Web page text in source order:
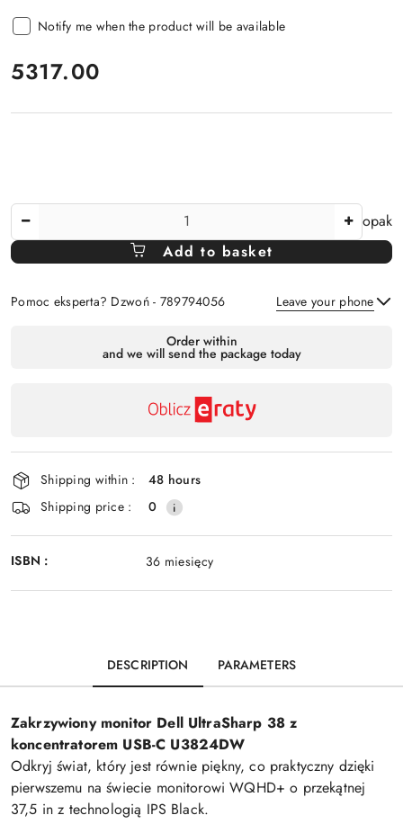
Notify me when the product will be available
price:
5317.00
Of
opak
Add to basket
Pomoc eksperta? Dzwoń - 789794056 Leave your phone
Order within
and we will send the package today
Shipping within :
48 hours
Shipping price :
0
ISBN : 36 miesięcy
DESCRIPTION PARAMETERS
Zakrzywiony monitor Dell UltraSharp 38 z
koncentratorem USB-C U3824DW
Odkryj świat, który jest równie piękny, co praktyczny dzięki
pierwszemu na świecie monitorowi WQHD+ o przekątnej
37,5 in z technologią IPS Black.